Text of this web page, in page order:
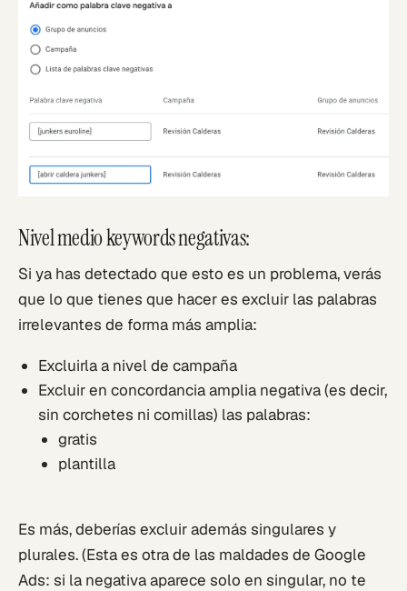
Nivel medio keywords negativas:
Si ya has detectado que esto es un problema, verás
que lo que tienes que hacer es excluir las palabras
irrelevantes de forma más amplia:
Excluirla a nivel de campaña
Excluir en concordancia amplia negativa (es decir,
sin corchetes ni comillas) las palabras:
gratis
plantilla
Es más, deberías excluir además singulares y
plurales. (Esta es otra de las maldades de Google
Ads: si la negativa aparece solo en singular, no te